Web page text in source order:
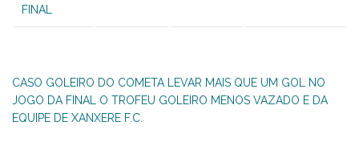
FINAL
CASO GOLEIRO DO COMETA LEVAR MAIS QUE UM GOL NO
JOGO DA FINAL O TROFEU GOLEIRO MENOS VAZADO E DA
EQUIPE DE XANXERE F.C.